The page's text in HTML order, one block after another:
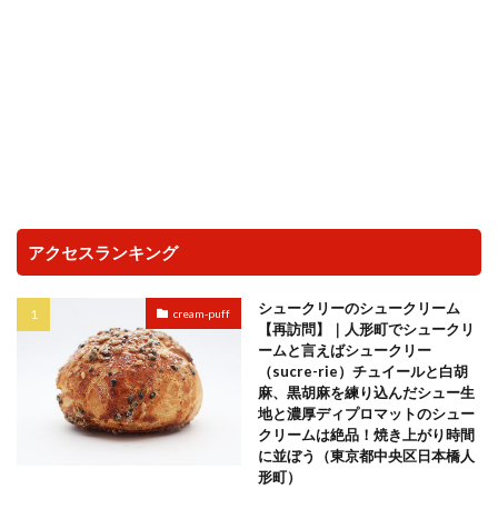
アクセスランキング
cream-puff
シュークリーのシュークリーム
【再訪問】｜人形町でシュークリ
ームと言えばシュークリー
（sucre-rie）チュイールと白胡
麻、黒胡麻を練り込んだシュー生
地と濃厚ディプロマットのシュー
クリームは絶品！焼き上がり時間
に並ぼう（東京都中央区日本橋人
形町）